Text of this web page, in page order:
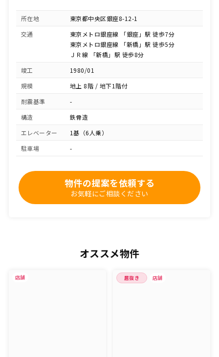
所在地
東京都中央区銀座8-12-1
交通
東京メトロ銀座線 「銀座」駅 徒歩7分
東京メトロ銀座線 「新橋」駅 徒歩5分
ＪＲ線 「新橋」駅 徒歩8分
竣工
1980/01
規模
地上 8階 / 地下1階付
耐震基準
-
構造
鉄骨造
エレベーター
1基（6人乗）
駐車場
-
物件の提案を依頼する
お気軽にご相談ください
オススメ物件
店舗 居抜き 店舗